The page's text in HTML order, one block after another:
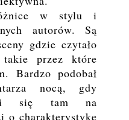
w stylu i
autorów. Są
gdzie czytało
przez które
Bardzo podobał
nocą, gdy
się tam na
o charakterystykę